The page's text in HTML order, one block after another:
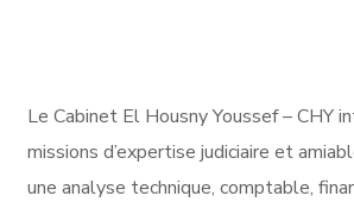
Le Cabinet El Housny Youssef – CHY
missions d’expertise judiciaire et
une analyse technique, comptable,